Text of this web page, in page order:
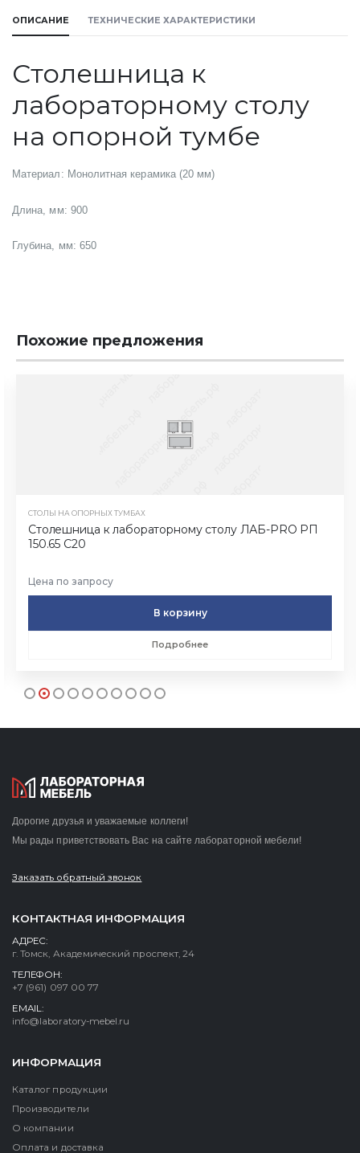
ОПИСАНИЕ ТЕХНИЧЕСКИЕ ХАРАКТЕРИСТИКИ
Столешница к
лабораторному столу
на опорной тумбе
Материал: Монолитная керамика (20 мм)
Длина, мм: 900
Глубина, мм: 650
Похожие предложения
СТОЛЫ НА ОПОРНЫХ ТУМБАХ
Столешница к лабораторному столу ЛАБ-PRO РП
150.65 С20
Цена по запросу
В корзину
Подробнее
Дорогие друзья и уважаемые коллеги!
Мы рады приветствовать Вас на сайте лабораторной мебели!
Заказать обратный звонок
КОНТАКТНАЯ ИНФОРМАЦИЯ
АДРЕС:
г. Томск, Академический проспект, 24
ТЕЛЕФОН:
+7 (961) 097 00 77
EMAIL:
info@laboratory-mebel.ru
ИНФОРМАЦИЯ
Каталог продукции
Производители
О компании
Оплата и доставка